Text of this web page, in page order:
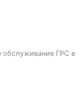
обслуживание ГРС в